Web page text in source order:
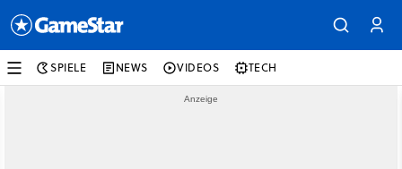
SPIELE NEWS VIDEOS TECH